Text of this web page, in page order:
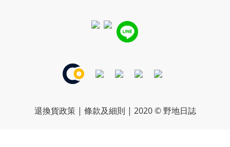
退換貨政策| 條款及細則 | 2020 © 野地日誌